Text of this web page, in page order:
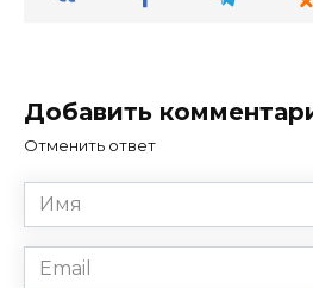
Добавить
Отменить ответ
Имя
*
Email